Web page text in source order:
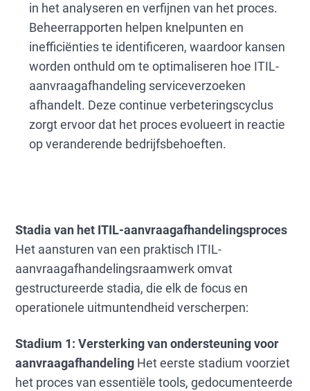
in het analyseren en verfijnen van het proces.
Beheerrapporten helpen knelpunten en
inefficiënties te identificeren, waardoor kansen
worden onthuld om te optimaliseren hoe ITIL-
aanvraagafhandeling serviceverzoeken
afhandelt. Deze continue verbeteringscyclus
zorgt ervoor dat het proces evolueert in reactie
op veranderende bedrijfsbehoeften.
Stadia van het ITIL-aanvraagafhandelingsproces
Het aansturen van een praktisch ITIL-
aanvraagafhandelingsraamwerk omvat
gestructureerde stadia, die elk de focus en
operationele uitmuntendheid verscherpen:
Stadium 1: Versterking van ondersteuning voor
aanvraagafhandeling Het eerste stadium voorziet
het proces van essentiële tools, gedocumenteerde